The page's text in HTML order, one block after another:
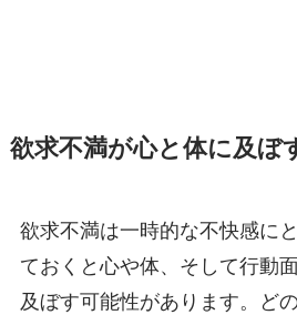
欲求不満が心と体に及ぼ
欲求不満は一時的な不快感に
ておくと心や体、そして行動
及ぼす可能性があります。ど